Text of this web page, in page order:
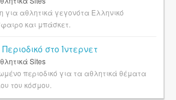
για αθλητικά γεγονότα Ελληνικό
και μπάσκετ.
στο Ίντερνετ
Sites
περιοδικό για τα αθλητικά θέματα
του κόσμου.